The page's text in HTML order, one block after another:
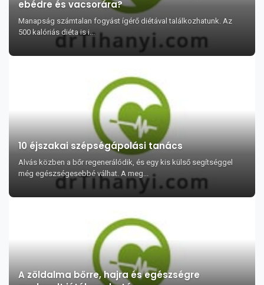
ebédre és vacsorára?
Manapság számtalan fogyást ígérő diétával találkozhatunk. Az
500 kalóriás diéta is i...
10 éjszakai szépségápolási tanács
Alvás közben a bőr regenerálódik, és egy kis külső segítséggel
még egészségesebbé válhat. A meg...
A zöldalma bőrre, hajra és egészségre